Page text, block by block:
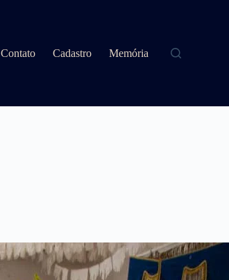
Contato Cadastro Memória